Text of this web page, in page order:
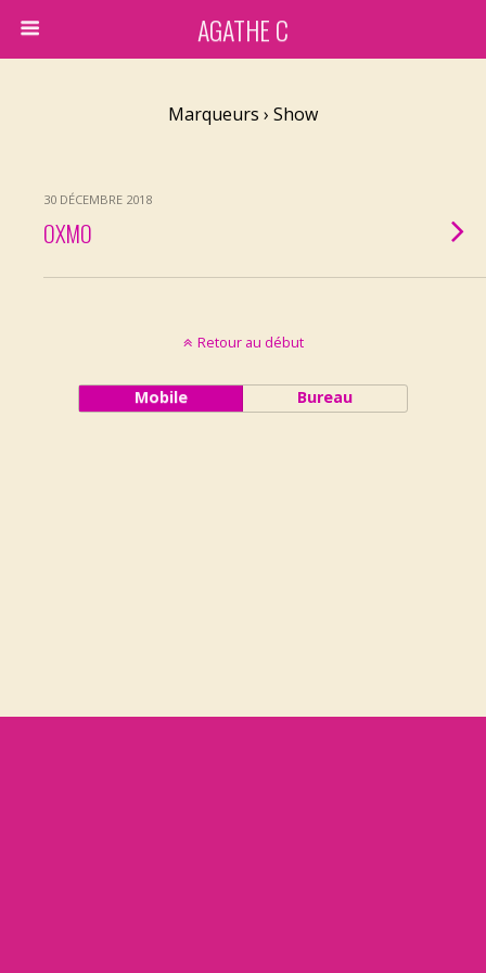
AGATHE C
Marqueurs › Show
30 DÉCEMBRE 2018
OXMO
Retour au début
Mobile Bureau